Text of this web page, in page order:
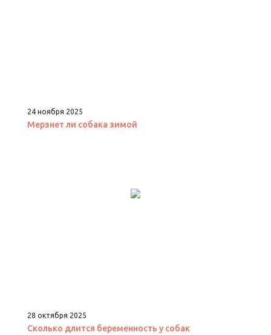
24 ноября 2025
Мерзнет ли собака зимой
28 октября 2025
Сколько длится беременность у собак